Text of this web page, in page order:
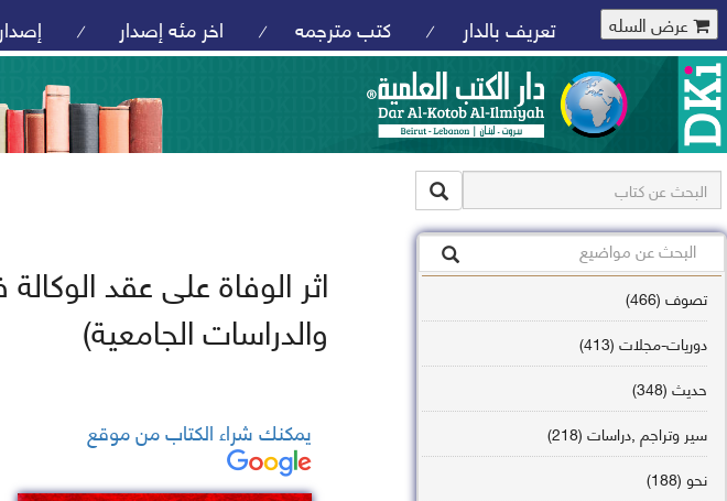
عرض السله تعريف بالدار / كتب مترجمه / اخر مئه إصدار /
تصوف (466)
دوريات-مجلات (413)
حديث (348)
سير وتراجم ,دراسات (218)
نحو (188)
اثر الوفاة على عقد
والدراسات الجامعية)
يمكنك شراء الكتاب من موقع